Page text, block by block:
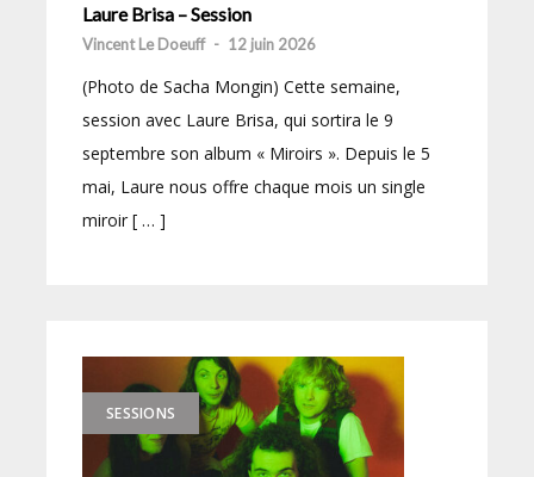
Laure Brisa – Session
Vincent Le Doeuff - 12 juin 2026
(Photo de Sacha Mongin) Cette semaine,
session avec Laure Brisa, qui sortira le 9
septembre son album « Miroirs ». Depuis le 5
mai, Laure nous offre chaque mois un single
miroir [ … ]
SESSIONS